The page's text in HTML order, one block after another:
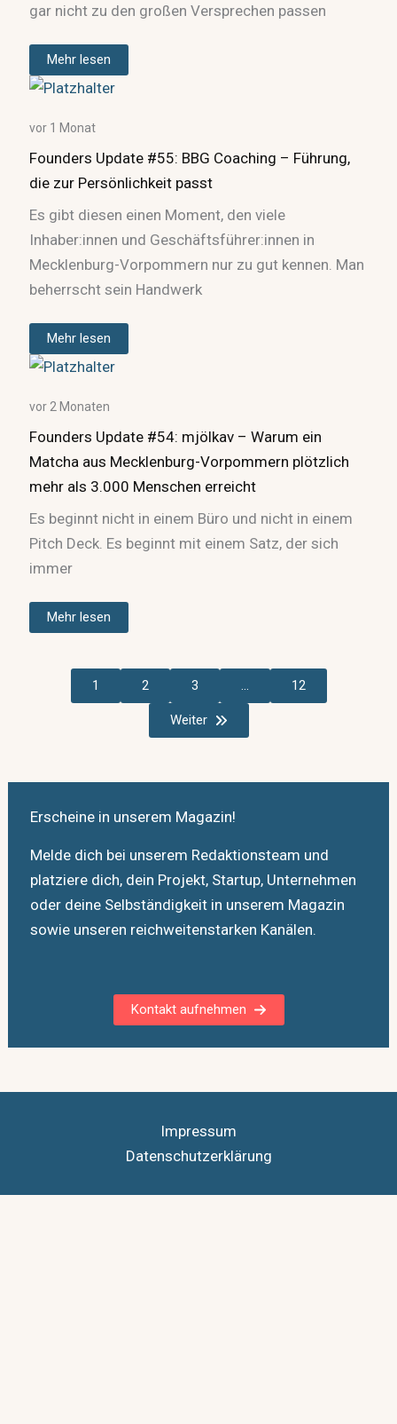
gar nicht zu den großen Versprechen passen
Mehr lesen
vor 1 Monat
Founders Update #55: BBG Coaching – Führung,
die zur Persönlichkeit passt
Es gibt diesen einen Moment, den viele
Inhaber:innen und Geschäftsführer:innen in
Mecklenburg-Vorpommern nur zu gut kennen. Man
beherrscht sein Handwerk
Mehr lesen
vor 2 Monaten
Founders Update #54: mjölkav – Warum ein
Matcha aus Mecklenburg-Vorpommern plötzlich
mehr als 3.000 Menschen erreicht
Es beginnt nicht in einem Büro und nicht in einem
Pitch Deck. Es beginnt mit einem Satz, der sich
immer
Mehr lesen
1 2 3 … 12
Weiter
Erscheine in unserem Magazin!
Melde dich bei unserem Redaktionsteam und
platziere dich, dein Projekt, Startup, Unternehmen
oder deine Selbständigkeit in unserem Magazin
sowie unseren reichweitenstarken Kanälen.
Kontakt aufnehmen
Impressum
Datenschutzerklärung